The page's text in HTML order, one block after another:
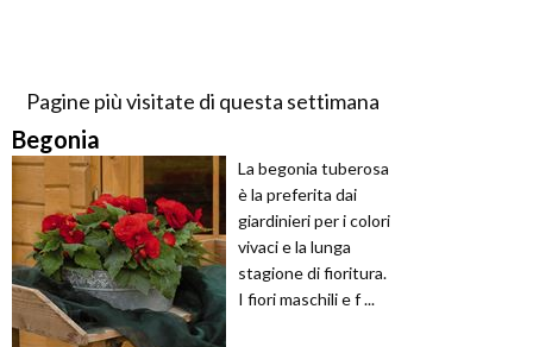
Pagine più visitate di questa settimana
Begonia
La begonia tuberosa
è la preferita dai
giardinieri per i colori
vivaci e la lunga
stagione di fioritura.
I fiori maschili e f ...